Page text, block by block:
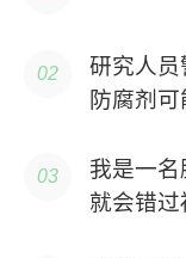
研究人员
防腐剂
我是一
就会错过